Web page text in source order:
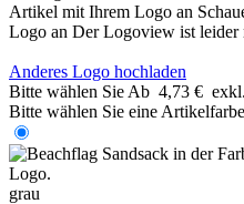
Artikel mit Ihrem Logo an
Logo an Der Logoview ist leider
Anderes Logo hochladen
Bitte wählen Sie Ab 4,73 €
Bitte wählen Sie eine Artikelfarbe
grau